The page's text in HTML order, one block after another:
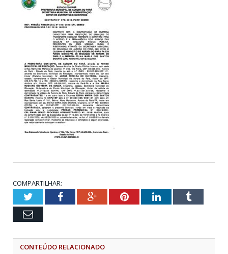
COMPARTILHAR:
TwitterFacebookGoogle+PinterestLinkedInTumblr
Email
CONTEÚDO RELACIONADO